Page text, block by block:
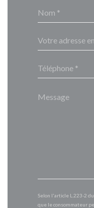
Selon l'article L.223-2
que le consommateur